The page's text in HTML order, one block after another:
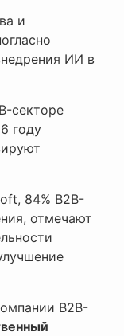
и
ИИ в
секторе
году
84% B2B-
отмечают
B2B-